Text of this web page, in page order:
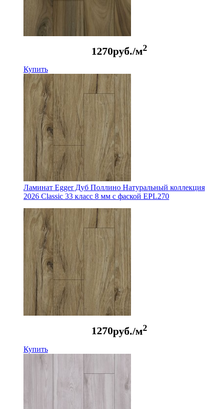
1270руб./м2
Купить
Ламинат Egger Дуб Поллино Натуральный коллекция
2026 Classic 33 класс 8 мм с фаской EPL270
1270руб./м2
Купить